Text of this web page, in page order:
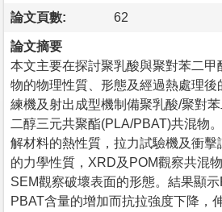
論文頁數: 62
論文摘要
本文主要在探討聚乳酸與聚對苯二甲
物的物理性質、形態及經過熱處理後
練機及射出成型機制備聚乳酸/聚對
二醇三元共聚酯(PLA/PBAT)共混物
解材料的熱性質，拉力試驗機及衝擊
的力學性質，XRD及POM觀察共混
SEM觀察破壞表面的形態。結果顯
PBAT含量的增加而抗拉強度下降，